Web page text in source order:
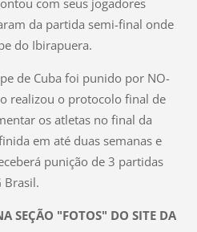
da partida semi-final onde
do Ibirapuera.
de Cuba foi punido por NO-
realizou o protocolo final de
os atletas no final da
em até duas semanas e
punição de 3 partidas
Brasil.
SEÇÃO "FOTOS" DO SITE DA